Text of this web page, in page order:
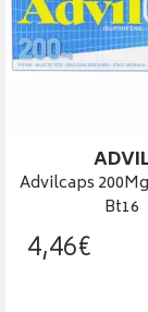
ADVIL
Advilcaps
Bt16
4,46€